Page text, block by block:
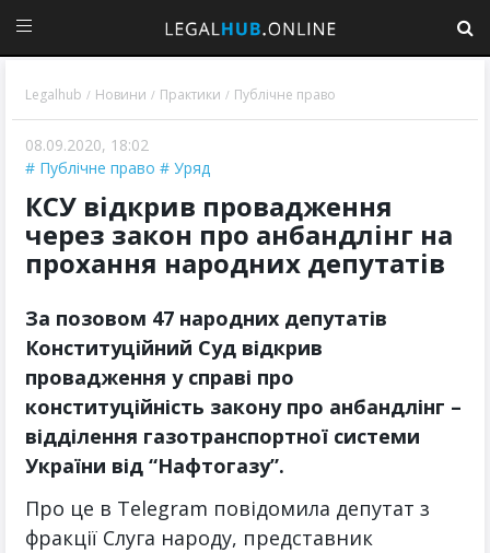
Legalhub / Новини / Практики / Публічне право
08.09.2020, 18:02
Публічне право
Уряд
КСУ відкрив провадження
через закон про анбандлінг на
прохання народних депутатів
За позовом 47 народних депутатів
Конституційний Суд відкрив
провадження у справі про
конституційність закону про анбандлінг –
відділення газотранспортної системи
України від “Нафтогазу”.
Про це в Telegram повідомила депутат з
фракції Слуга народу, представник